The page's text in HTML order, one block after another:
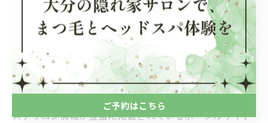
複数の情報源を確認し、総合的に判断することが大切で
す。口コミを活用することで、自分に合った信頼できる
エステサロンを見つけやすくなります。
ホットペッパーでエステ選びを賢く行う方法
ホットペッパーは、玖珠町をはじめとした大分県内のエ
ステサロン情報が豊富に掲載されているポータルサイト
ご予約はこちら